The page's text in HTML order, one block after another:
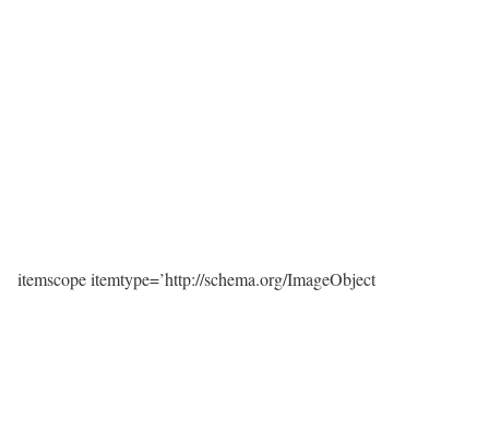
itemscope itemtype=’http://schema.org/ImageObject